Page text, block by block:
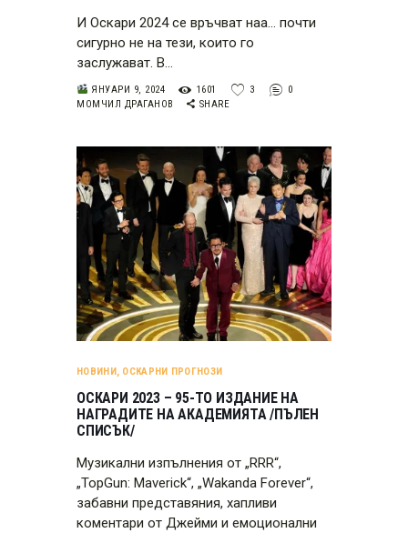
И Оскари 2024 се връчват наа… почти
сигурно не на тези, които го
заслужават. В…
ЯНУАРИ 9, 2024 1601 3
0
МОМЧИЛ ДРАГАНОВ
SHARE
НОВИНИ, ОСКАРНИ ПРОГНОЗИ
ОСКАРИ 2023 – 95-ТО ИЗДАНИЕ НА
НАГРАДИТЕ НА АКАДЕМИЯТА /ПЪЛЕН
СПИСЪК/
Музикални изпълнения от „RRR“,
„TopGun: Maverick“, „Wakanda Forever“,
забавни представяния, хапливи
коментари от Джейми и емоционални